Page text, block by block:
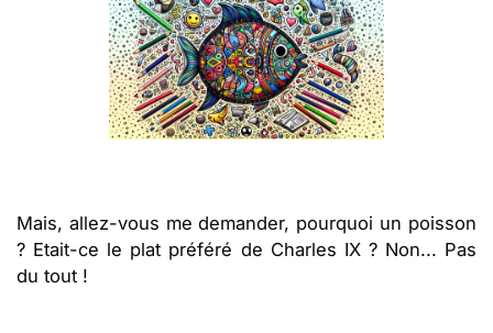
Mais, allez-vous me demander, pourquoi un poisson
? Etait-ce le plat préféré de Charles IX ? Non... Pas
du tout !